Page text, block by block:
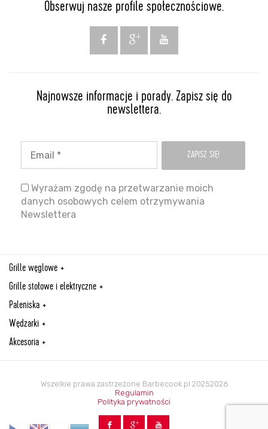
Obserwuj nasze profile społecznościowe.
Najnowsze informacje i porady. Zapisz się do
newslettera.
Wyrażam zgodę na przetwarzanie moich
danych osobowych celem otrzymywania
Newslettera
Grille węglowe
Grille stołowe i elektryczne
Paleniska
Wędzarki
Akcesoria
Wszelkie prawa zastrzeżone Barbecook.pl 20252026
Regulamin
Polityka prywatności